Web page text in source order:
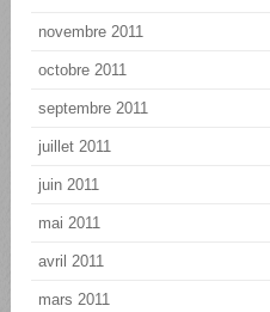
novembre 2011
octobre 2011
septembre 2011
juillet 2011
juin 2011
mai 2011
avril 2011
mars 2011